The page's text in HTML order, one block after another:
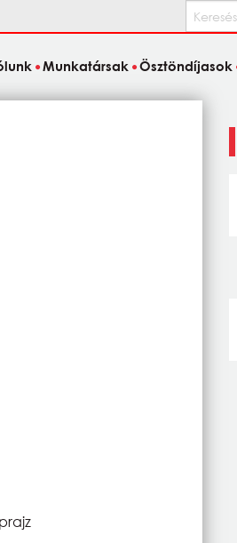
Keresés
Munkatársak Ösztöndíjasok